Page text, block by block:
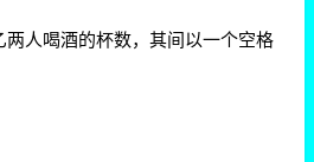
人喝酒的杯数，其间以一个空格